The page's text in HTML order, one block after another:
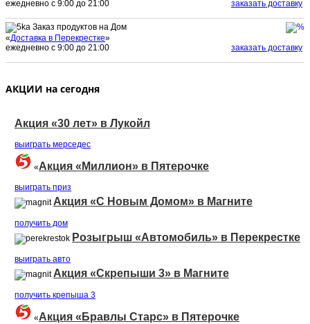
ежедневно с 9:00 до 21:00
заказать доставку
Заказ продуктов на Дом
«Доставка в Перекрестке»
ежедневно с 9:00 до 21:00
заказать доставку
АКЦИИ на сегодня
Акция «30 лет» в Лукойл
выиграть мерседеc
«Акция «Миллион» в Пятерочке
выиграть приз
Акция «С Новым Домом» в Магните
получить дом
Розыгрыш «Автомобиль» в Перекрестке
выиграть авто
Акция «Скрепыши 3» в Магните
получить крепыша 3
«Акция «Бравлы Старс» в Пятерочке